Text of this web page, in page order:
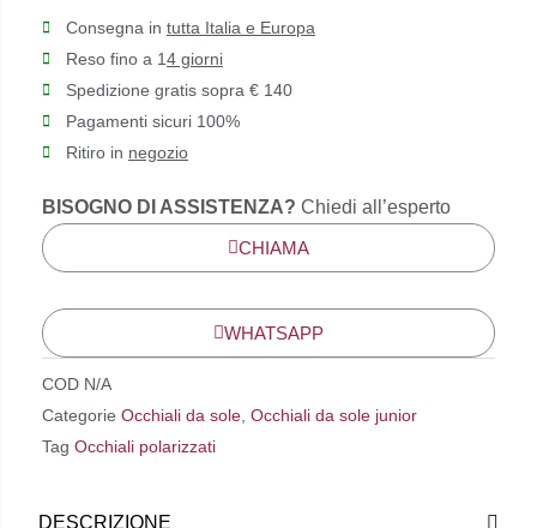
Consegna in tutta Italia e Europa
Reso fino a 14 giorni
Spedizione gratis sopra € 140
Pagamenti sicuri 100%
Ritiro in negozio
BISOGNO DI ASSISTENZA? Chiedi all’esperto
CHIAMA
WHATSAPP
COD N/A
Categorie Occhiali da sole Occhiali da sole junior
Tag Occhiali polarizzati
DESCRIZIONE